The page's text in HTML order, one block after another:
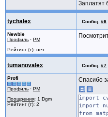
Заплатят
tychalex Сообщ. #6
Newbie
Профиль · PM
Рейтинг (т): нет
tumanovalex Сообщ. #7
Profi
Профиль · PM
Поощрения: 1 Dgm
Рейтинг (т): 2
Спасибо
import
import
from